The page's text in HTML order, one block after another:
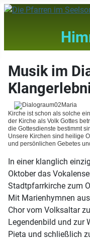
Musik im
Kirche ist schon als solche
der Kirche als Volk Gottes
die Gottesdienste bestimmt
Unsere Kirchen sind heilige
und persönlichen Gebetes
In einer klanglich
Oktober das
Stadtpfarrkirche zum
Mit Marienhymnen
Chor vom Volksaltar
Legendenbild und zur
Pieta und schließlich